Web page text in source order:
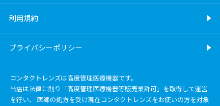
利用規約
プライバシーポリシー
コンタクトレンズは高度管理医療機器です。
当店は法律に則り「高度管理医療機器等販売業許可」を取得して運営
を行い、 医師の処方を受け現在コンタクトレンズをお使いの方を対象